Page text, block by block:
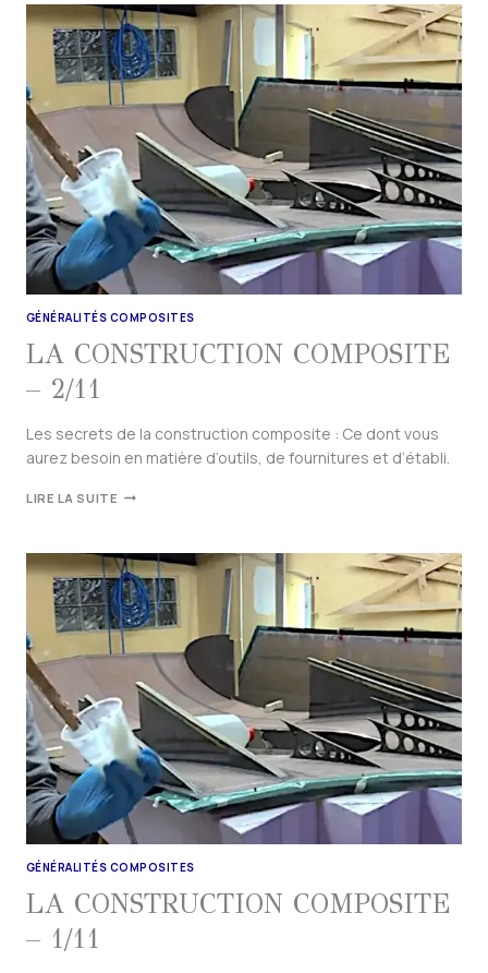
GÉNÉRALITÉS COMPOSITES
LA CONSTRUCTION COMPOSITE
– 2/11
Les secrets de la construction composite : Ce dont vous
aurez besoin en matière d’outils, de fournitures et d’établi.
LIRE LA SUITE
GÉNÉRALITÉS COMPOSITES
LA CONSTRUCTION COMPOSITE
– 1/11